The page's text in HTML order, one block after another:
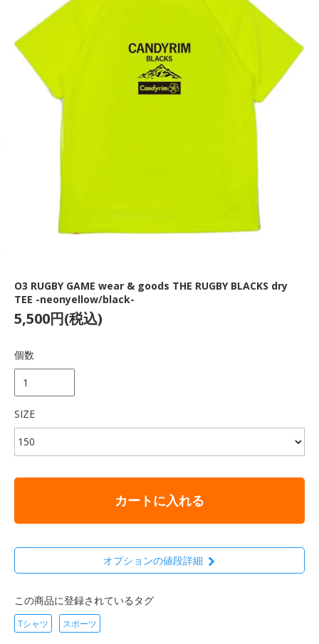
O3 RUGBY GAME wear & goods THE RUGBY BLACKS dry
TEE -neonyellow/black-
5,500円(税込)
個数
SIZE
カートに入れる
オプションの値段詳細
この商品に登録されているタグ
Tシャツ スポーツ